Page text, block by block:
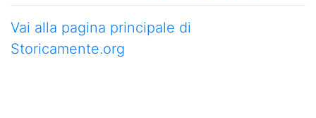
Vai alla pagina principale di
Storicamente.org